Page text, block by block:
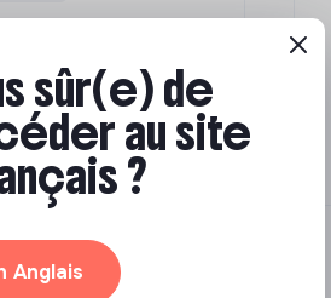
?
• 09 janvier 2024
sûr(e) de
au site
?
Anglais